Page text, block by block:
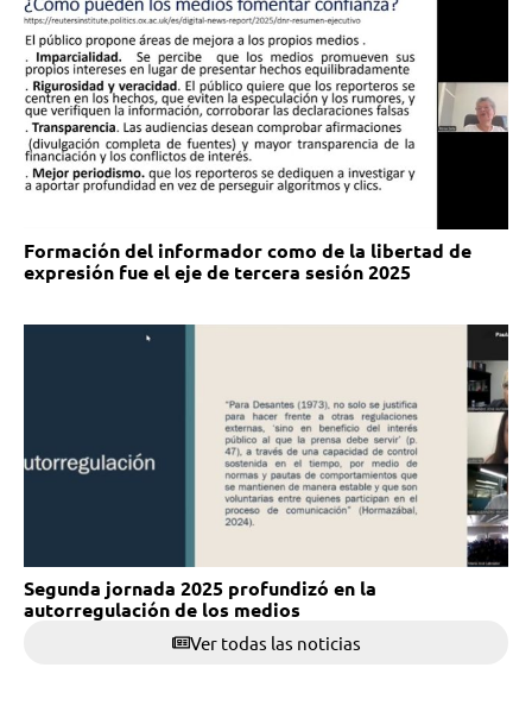
Formación del informador como de la libertad de
expresión fue el eje de tercera sesión 2025
Segunda jornada 2025 profundizó en la
autorregulación de los medios
Ver todas las noticias